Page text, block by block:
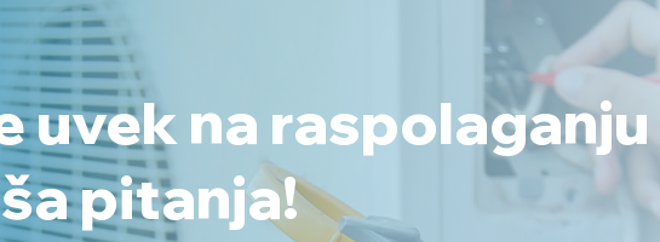
uvek na raspolaganju
pitanja!